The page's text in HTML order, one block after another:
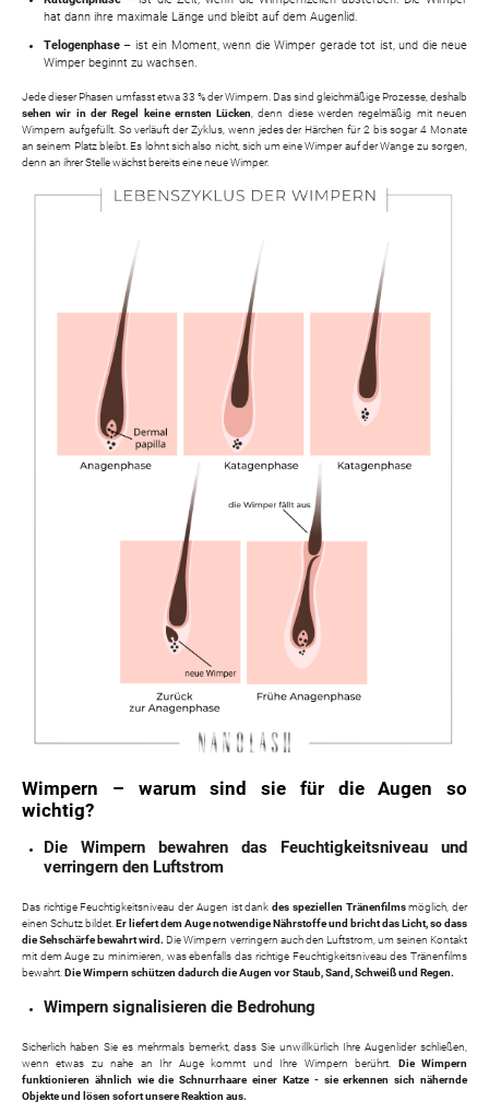
hat dann ihre maximale Länge und bleibt auf dem Augenlid.
Telogenphase– ist ein Moment, wenn die Wimper gerade tot ist, und die neue
Wimper beginnt zu wachsen.
Jede dieser Phasen umfasst etwa 33 % der Wimpern. Das sind gleichmäßige Prozesse, deshalb
sehen wir in der Regel keine ernsten Lücken
, denn diese werden regelmäßig mit neuen
Wimpern aufgefüllt. So verläuft der Zyklus, wenn jedes der Härchen für 2 bis sogar 4 Monate
an seinem Platz bleibt. Es lohnt sich also nicht, sich um eine Wimper auf der Wange zu sorgen,
denn an ihrer Stelle wächst bereits eine neue Wimper.
Wimpern – warum sind sie für die Augen so
wichtig?
Die Wimpern bewahren das Feuchtigkeitsniveau und
verringern den Luftstrom
Das richtige Feuchtigkeitsniveau der Augen ist dankdes speziellen Tränenfilmsmöglich, der
einen Schutz bildet. Er liefert dem Auge notwendige Nährstoffe und bricht das Licht, so dass
die Sehschärfe bewahrt wird. Die Wimpern verringern auch den Luftstrom, um seinen Kontakt
mit dem Auge zu minimieren, was ebenfalls das richtige Feuchtigkeitsniveau des Tränenfilms
bewahrt. Die Wimpern schützen dadurch die Augen vor Staub, Sand, Schweiß und Regen.
Wimpern signalisieren die Bedrohung
Sicherlich haben Sie es mehrmals bemerkt, dass Sie unwillkürlich Ihre Augenlider schließen,
wenn etwas zu nahe an Ihr Auge kommt und Ihre Wimpern berührt. Die Wimpern
funktionieren ähnlich wie die Schnurrhaare einer Katze - sie erkennen sich nähernde
Objekte und lösen sofort unsere Reaktion aus.